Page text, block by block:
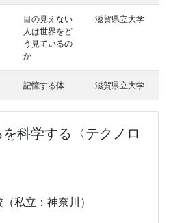
目の見えない
人は世界をど
う見ているの
か
滋賀県立大学
記憶する体 滋賀県立大学
科学する〈テクノロ
私立：神奈川）